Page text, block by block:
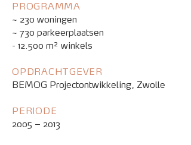
PROGRAMMA
~ 230 woningen
~ 730 parkeerplaatsen
- 12.500 m² winkels
OPDRACHTGEVER
BEMOG Projectontwikkeling, Zwolle
PERIODE
2005 – 2013